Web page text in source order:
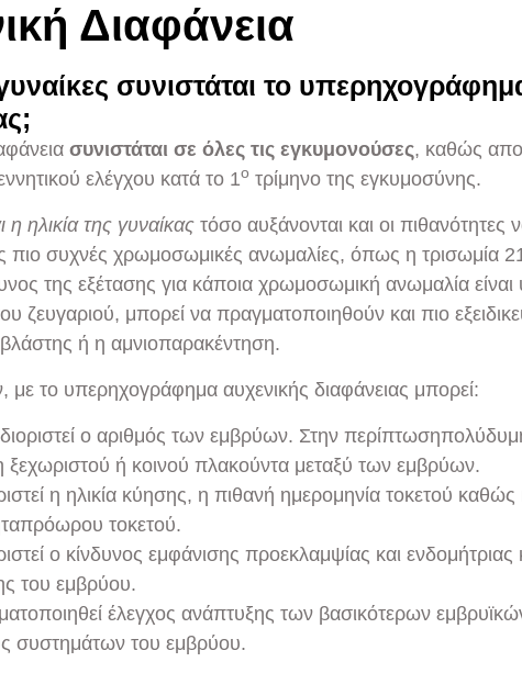
Διαφάνεια
συνιστάται το
συνιστάται σε όλες τις εγκυμονούσες, καθώς
ελέγχου κατά το 1οτρίμηνο της εγκυμοσύνης.
η ηλικία της γυναίκαςτόσο αυξάνονται και οι πιθανότητες
πιο συχνές χρωμοσωμικές ανωμαλίες, όπως η τρισωμία
της εξέτασης για κάποια χρωμοσωμική ανωμαλία
ζευγαριού, μπορεί να πραγματοποιηθούν και πιο
ή η αμνιοπαρακέντηση.
με το υπερηχογράφημα αυχενικής διαφάνειας μπορεί:
ο αριθμός των εμβρύων. Στην
ξεχωριστού ή κοινού πλακούντα μεταξύ των εμβρύων.
η ηλικία κύησης, η πιθανή ημερομηνία τοκετού καθώς
τοκετού.
ο κίνδυνος εμφάνισης προεκλαμψίας και
του εμβρύου.
έλεγχος ανάπτυξης των βασικότερων
συστημάτων του εμβρύου.